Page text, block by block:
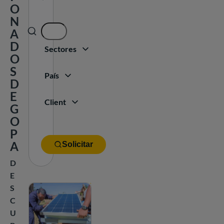
O
N
A
D
O
S
D
E
G
O
P
A
D
E
S
C
U
Sectores
País
Client
Solicitar